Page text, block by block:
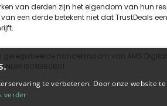
van derden zijn het eigendom van hun
een derde betekent niet dat TrustDeals
te verbeteren. Door onze website
verder